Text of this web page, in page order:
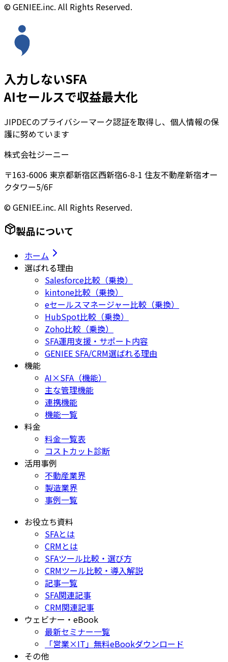
© GENIEE.inc. All Rights Reserved.
入力しないSFA
AIセールスで収益最大化
JIPDECのプライバシーマーク認証を取得し、個人情報の保
護に努めています
株式会社ジーニー
〒163-6006 東京都新宿区西新宿6-8-1 住友不動産新宿オー
クタワー5/6F
© GENIEE.inc. All Rights Reserved.
製品について
ホーム
選ばれる理由
Salesforce比較（乗換）
kintone比較（乗換）
eセールスマネージャー比較（乗換）
HubSpot比較（乗換）
Zoho比較（乗換）
SFA運用支援・サポート内容
GENIEE SFA/CRM選ばれる理由
機能
AI×SFA（機能）
主な管理機能
連携機能
機能一覧
料金
料金一覧表
コストカット診断
活用事例
不動産業界
製造業界
事例一覧
お役立ち資料
SFAとは
CRMとは
SFAツール比較・選び方
CRMツール比較・導入解説
記事一覧
SFA関連記事
CRM関連記事
ウェビナー・eBook
最新セミナー一覧
「営業×IT」無料eBookダウンロード
その他